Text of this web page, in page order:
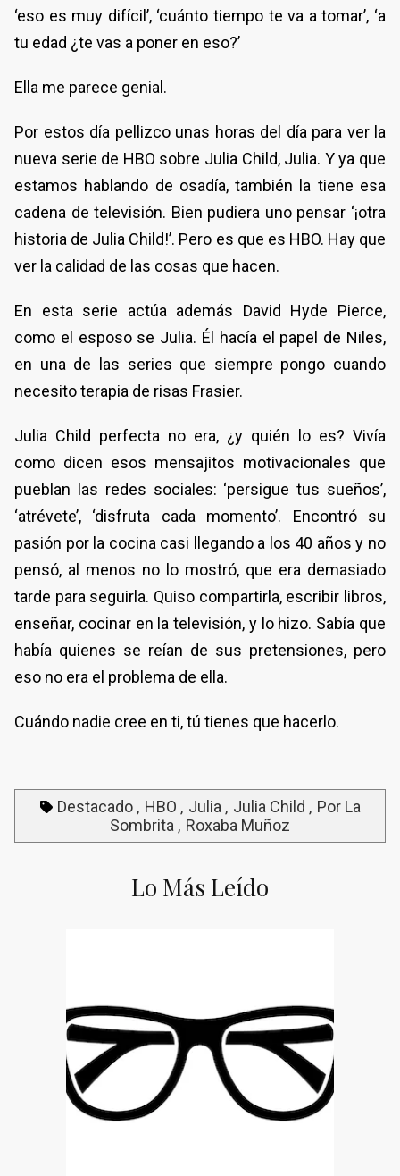
‘eso es muy difícil’, ‘cuánto tiempo te va a tomar’, ‘a
tu edad ¿te vas a poner en eso?’
Ella me parece genial.
Por estos día pellizco unas horas del día para ver la
nueva serie de HBO sobre Julia Child, Julia. Y ya que
estamos hablando de osadía, también la tiene esa
cadena de televisión. Bien pudiera uno pensar ‘¡otra
historia de Julia Child!’. Pero es que es HBO. Hay que
ver la calidad de las cosas que hacen.
En esta serie actúa además David Hyde Pierce,
como el esposo se Julia. Él hacía el papel de Niles,
en una de las series que siempre pongo cuando
necesito terapia de risas Frasier.
Julia Child perfecta no era, ¿y quién lo es? Vivía
como dicen esos mensajitos motivacionales que
pueblan las redes sociales: ‘persigue tus sueños’,
‘atrévete’, ‘disfruta cada momento’. Encontró su
pasión por la cocina casi llegando a los 40 años y no
pensó, al menos no lo mostró, que era demasiado
tarde para seguirla. Quiso compartirla, escribir libros,
enseñar, cocinar en la televisión, y lo hizo. Sabía que
había quienes se reían de sus pretensiones, pero
eso no era el problema de ella.
Cuándo nadie cree en ti, tú tienes que hacerlo.
Destacado HBO Julia Julia Child
Por La
Sombrita
Roxaba Muñoz
Lo Más Leído